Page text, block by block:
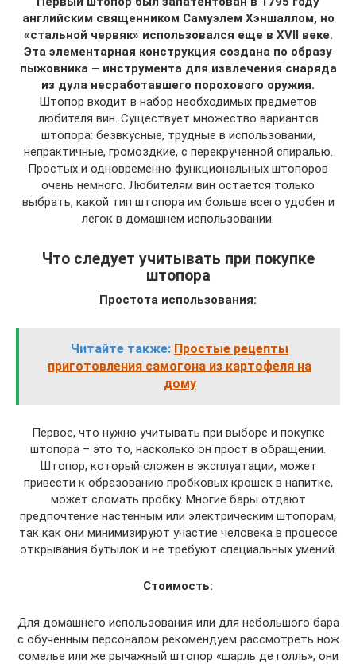
английским священником Самуэлем Хэншаллом, но
«стальной червяк» использовался еще в XVII веке.
Эта элементарная конструкция создана по образу
пыжовника – инструмента для извлечения снаряда
из дула несработавшего порохового оружия.
Штопор входит в набор необходимых предметов
любителя вин. Существует множество вариантов
штопора: безвкусные, трудные в использовании,
непрактичные, громоздкие, с перекрученной спиралью.
Простых и одновременно функциональных штопоров
очень немного. Любителям вин остается только
выбрать, какой тип штопора им больше всего удобен и
легок в домашнем использовании.
Что следует учитывать при покупке
штопора
Простота использования:
Читайте также: Простые рецепты
приготовления самогона из картофеля на
дому
Первое, что нужно учитывать при выборе и покупке
штопора – это то, насколько он прост в обращении.
Штопор, который сложен в эксплуатации, может
привести к образованию пробковых крошек в напитке,
может сломать пробку. Многие бары отдают
предпочтение настенным или электрическим штопорам,
так как они минимизируют участие человека в процессе
открывания бутылок и не требуют специальных умений.
Стоимость:
Для домашнего использования или для небольшого бара
с обученным персоналом рекомендуем рассмотреть нож
сомелье или же рычажный штопор «шарль де голль», они